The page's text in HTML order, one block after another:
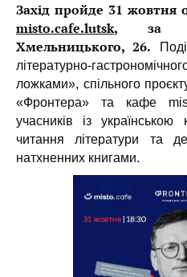
Захід пройде 31 жовтня
misto.cafe.lutsk, за
Хмельницького, 26.
літературно-
ложками», спільного
«Фронтера» та кафе
учасників із
читання літератури та
натхненних книгами.